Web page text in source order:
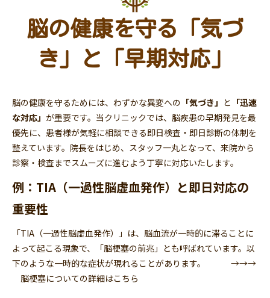
脳の健康を守る「気づ
き」と「早期対応」
脳の健康を守るためには、わずかな異変への 「気づき」 と 「迅速
な対応」 が重要です。当クリニックでは、脳疾患の早期発見を最
優先に、患者様が気軽に相談できる即日検査・即日診断の体制を
整えています。院長をはじめ、スタッフ一丸となって、来院から
診察・検査までスムーズに進むよう丁寧に対応いたします。
例：TIA（一過性脳虚血発作）と即日対応の
重要性
「TIA（一過性脳虚血発作）」は、脳血流が一時的に滞ることに
よって起こる現象で、「脳梗塞の前兆」とも呼ばれています。以
下のような一時的な症状が現れることがあります。 →→→
脳梗塞についての詳細はこちら